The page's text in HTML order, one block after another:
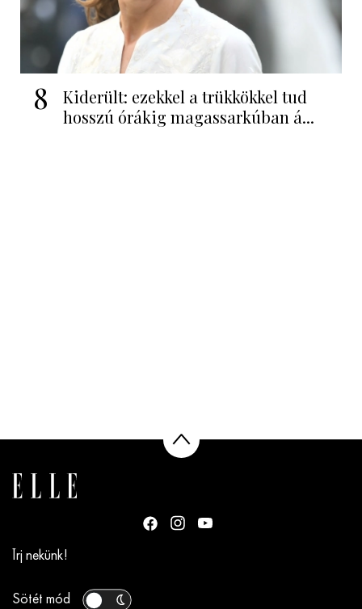
8
Kiderült: ezekkel a trükkökkel tud
hosszú órákig magassarkúban á...
Írj nekünk!
Sötét mód